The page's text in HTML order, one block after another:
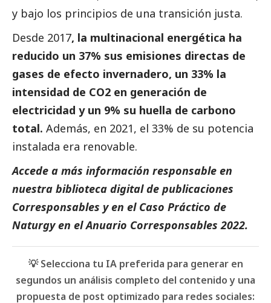
y bajo los principios de una transición justa.
Desde 2017, la multinacional energética ha
reducido un 37% sus emisiones directas de
gases de efecto invernadero, un 33% la
intensidad de CO2 en generación de
electricidad y un 9% su huella de carbono
total. Además, en 2021, el 33% de su potencia
instalada era renovable.
Accede a más información responsable en
nuestra biblioteca digital de publicaciones
Corresponsables y en el Caso Práctico de
Naturgyen elAnuario Corresponsables 2022.
💡 Selecciona tu IA preferida para generar en
segundos un análisis completo del contenido y una
propuesta de post optimizado para redes sociales: